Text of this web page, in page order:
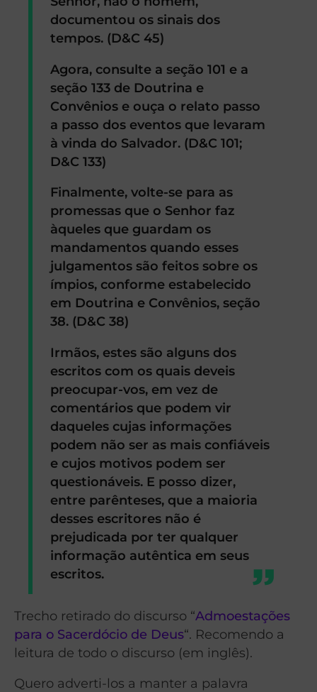
documentou os sinais dos
tempos. (D&C 45)
Agora, consulte a seção 101 e a
seção 133 de Doutrina e
Convênios e ouça o relato passo
a passo dos eventos que levaram
à vinda do Salvador. (D&C 101;
D&C 133)
Finalmente, volte-se para as
promessas que o Senhor faz
àqueles que guardam os
mandamentos quando esses
julgamentos são feitos sobre os
ímpios, conforme estabelecido
em Doutrina e Convênios, seção
38. (D&C 38)
Irmãos, estes são alguns dos
escritos com os quais deveis
preocupar-vos, em vez de
comentários que podem vir
daqueles cujas informações
podem não ser as mais confiáveis
e cujos motivos podem ser
questionáveis. E posso dizer,
entre parênteses, que a maioria
desses escritores não é
prejudicada por ter qualquer
informação autêntica em seus
escritos.
Trecho retirado do discurso “Admoestações
para o Sacerdócio de Deus“. Recomendo a
leitura de todo o discurso (em inglês).
Quero adverti-los a manter a palavra